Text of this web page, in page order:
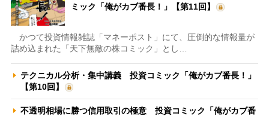
ミック「俺がカブ番長！」【第11回】
かつて投資情報雑誌「マネーポスト」にて、圧倒的な情報量が
詰め込まれた「天下無敵の株コミック」とし…
テクニカル分析・集中講義 投資コミック「俺がカブ番長！」
【第10回】
不透明相場に勝つ信用取引の極意 投資コミック「俺がカブ番